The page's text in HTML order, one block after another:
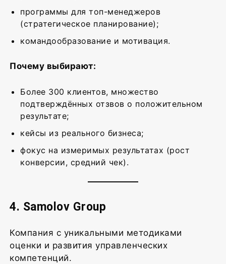
программы для топ-менеджеров
(стратегическое планирование);
командообразование и мотивация.
Почему выбирают:
Более 300 клиентов, множество
подтверждённых отзвов о положительном
результате;
кейсы из реального бизнеса;
фокус на измеримых результатах (рост
конверсии, средний чек).
4. Samolov Group
Компания с уникальными методиками
оценки и развития управленческих
компетенций.